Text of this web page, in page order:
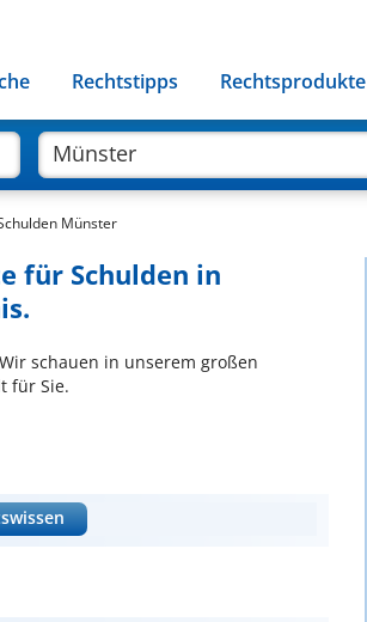
Rechtstipps Rechtsprodukte
Münster
für Schulden in
schauen in unserem großen
für Sie.